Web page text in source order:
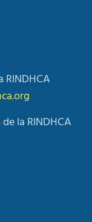
RINDHCA
la RINDHCA